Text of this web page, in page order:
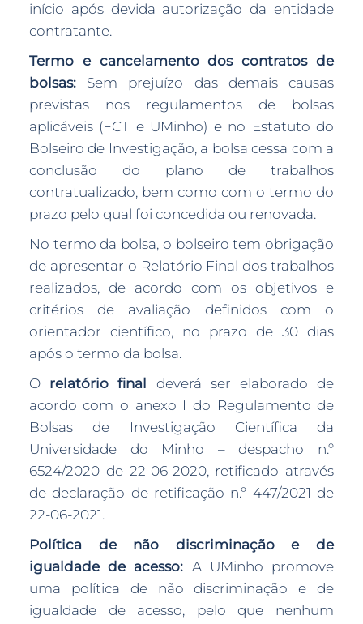
início após devida autorização da entidade
contratante.
Termo e cancelamento dos contratos de
bolsas: Sem prejuízo das demais causas
previstas nos regulamentos de bolsas
aplicáveis (FCT e UMinho) e no Estatuto do
Bolseiro de Investigação, a bolsa cessa com a
conclusão do plano de trabalhos
contratualizado, bem como com o termo do
prazo pelo qual foi concedida ou renovada.
No termo da bolsa, o bolseiro tem obrigação
de apresentar o Relatório Final dos trabalhos
realizados, de acordo com os objetivos e
critérios de avaliação definidos com o
orientador científico, no prazo de 30 dias
após o termo da bolsa.
O relatório final
deverá ser elaborado de
acordo com o anexo I do Regulamento de
Bolsas de Investigação Científica da
Universidade do Minho – despacho n.º
6524/2020 de 22-06-2020, retificado através
de declaração de retificação n.º 447/2021 de
22-06-2021.
Política de não discriminação e de
igualdade de acesso: A UMinho promove
uma política de não discriminação e de
igualdade de acesso, pelo que nenhum